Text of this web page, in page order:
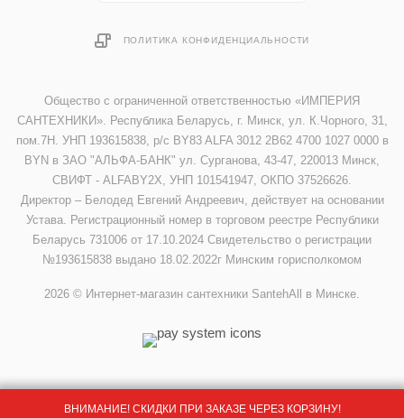
ПОЛИТИКА КОНФИДЕНЦИАЛЬНОСТИ
Общество с ограниченной ответственностью «ИМПЕРИЯ
САНТЕХНИКИ». Республика Беларусь, г. Минск, ул. К.Чорного, 31,
пом.7Н. УНП 193615838, р/с BY83 ALFA 3012 2B62 4700 1027 0000 в
BYN в ЗАО "АЛЬФА-БАНК" ул. Сурганова, 43-47, 220013 Минск,
СВИФТ - ALFABY2X, УНП 101541947, ОКПО 37526626.
Директор – Белодед Евгений Андреевич, действует на основании
Устава. Регистрационный номер в торговом реестре Республики
Беларусь 731006 от 17.10.2024 Свидетельство о регистрации
№193615838 выдано 18.02.2022г Минским горисполкомом
2026 © Интернет-магазин сантехники SantehAll в Минске.
ВНИМАНИЕ! СКИДКИ ПРИ ЗАКАЗЕ ЧЕРЕЗ КОРЗИНУ!